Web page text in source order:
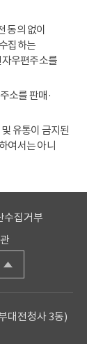
동의 없이
집하는
우편주소를
소를 판매·
유통이 금지된
여서는 아니
수집거부
대전청사 3동)